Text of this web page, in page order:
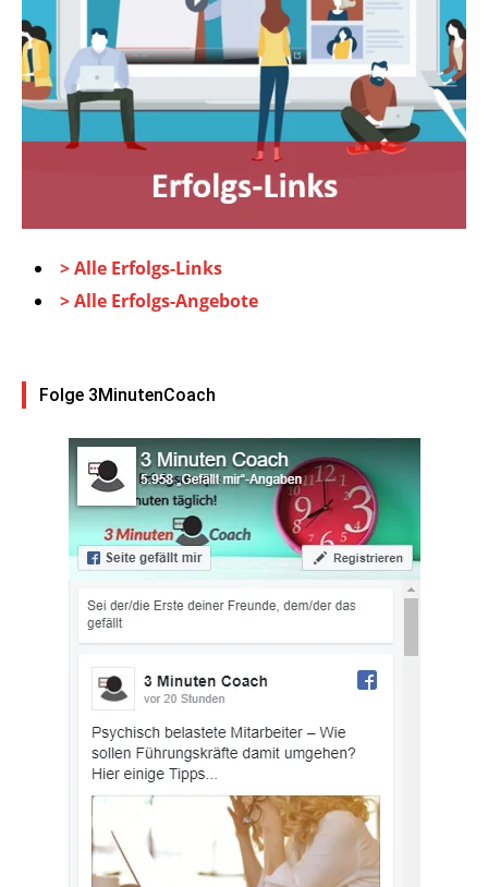
> Alle Erfolgs-Links
> Alle Erfolgs-Angebote
Folge 3MinutenCoach